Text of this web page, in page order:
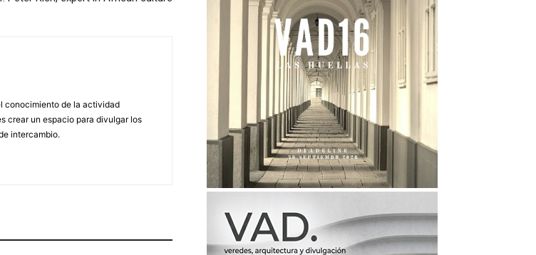
conocimiento de la actividad
crear un espacio para divulgar los
intercambio.